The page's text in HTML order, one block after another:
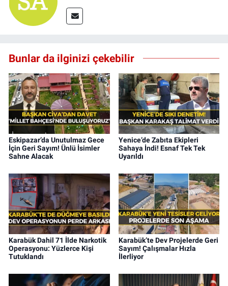
Bunlar da ilginizi çekebilir
Eskipazar’da Unutulmaz Gece
İçin Geri Sayım! Ünlü İsimler
Sahne Alacak
Yenice’de Zabıta Ekipleri
Sahaya İndi! Esnaf Tek Tek
Uyarıldı
Karabük Dahil 71 İlde Narkotik
Operasyonu: Yüzlerce Kişi
Tutuklandı
Karabük’te Dev Projelerde Geri
Sayım! Çalışmalar Hızla
İlerliyor